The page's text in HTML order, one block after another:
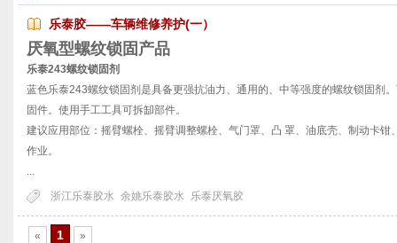
乐泰胶——车辆维修养护(一）
厌氧型螺纹锁固产品
乐泰243螺纹锁固剂
蓝色乐泰243螺纹锁固剂是具备更强抗油力、通用的、中等强度的螺纹锁固剂
固件。使用手工工具可拆缷部件。
建议应用部位：摇臂螺栓、摇臂调整螺栓、气门罩、凸 罩、油底壳、制动卡
作业。
...
浙江乐泰胶水 余姚乐泰胶水 乐泰厌氧胶
« 1 »